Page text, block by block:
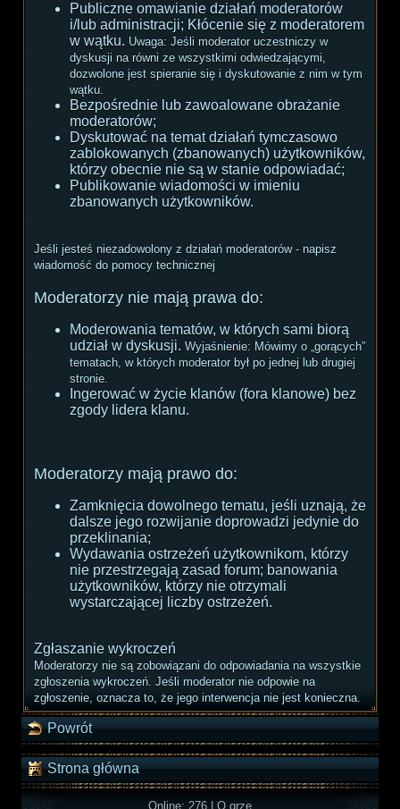
Publiczne omawianie działań moderatorów
i/lub administracji; Kłócenie się z moderatorem
w wątku. Uwaga: Jeśli moderator uczestniczy w
dyskusji na równi ze wszystkimi odwiedzającymi,
dozwolone jest spieranie się i dyskutowanie z nim w tym
wątku.
Bezpośrednie lub zawoalowane obrażanie
moderatorów;
Dyskutować na temat działań tymczasowo
zablokowanych (zbanowanych) użytkowników,
którzy obecnie nie są w stanie odpowiadać;
Publikowanie wiadomości w imieniu
zbanowanych użytkowników.
Jeśli jesteś niezadowolony z działań moderatorów - napisz
wiadomość do pomocy technicznej
Moderatorzy nie mają prawa do:
Moderowania tematów, w których sami biorą
udział w dyskusji. Wyjaśnienie: Mówimy o „gorących”
tematach, w których moderator był po jednej lub drugiej
stronie.
Ingerować w życie klanów (fora klanowe) bez
zgody lidera klanu.
Moderatorzy mają prawo do:
Zamknięcia dowolnego tematu, jeśli uznają, że
dalsze jego rozwijanie doprowadzi jedynie do
przeklinania;
Wydawania ostrzeżeń użytkownikom, którzy
nie przestrzegają zasad forum; banowania
użytkowników, którzy nie otrzymali
wystarczającej liczby ostrzeżeń.
Zgłaszanie wykroczeń
Moderatorzy nie są zobowiązani do odpowiadania na wszystkie
zgłoszenia wykroczeń. Jeśli moderator nie odpowie na
zgłoszenie, oznacza to, że jego interwencja nie jest konieczna.
Powrót
Strona główna
Online: 276 O grze